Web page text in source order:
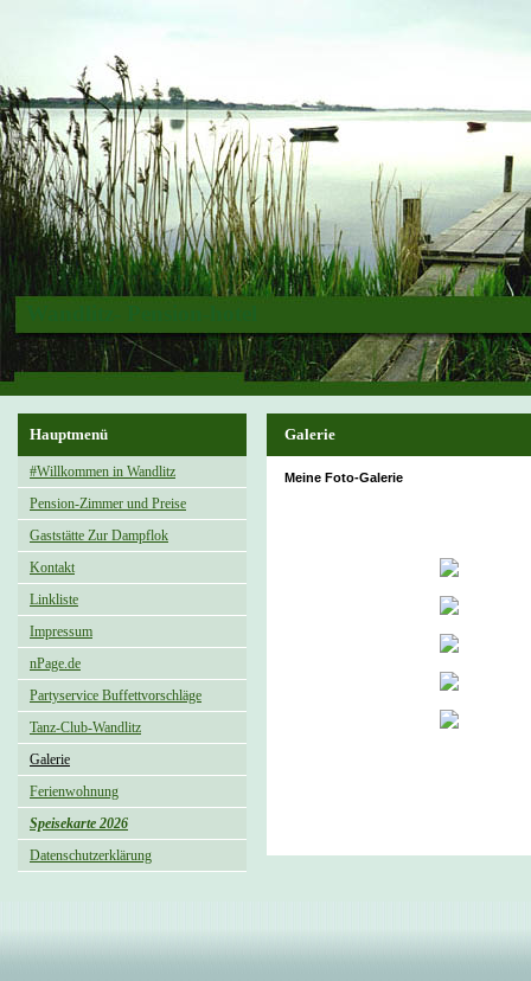
Hauptmenü
#Willkommen in Wandlitz
Pension-Zimmer und Preise
Gaststätte Zur Dampflok
Kontakt
Linkliste
Impressum
nPage.de
Partyservice Buffettvorschläge
Tanz-Club-Wandlitz
Galerie
Ferienwohnung
Speisekarte 2026
Datenschutzerklärung
Galerie
Meine Foto-Galerie